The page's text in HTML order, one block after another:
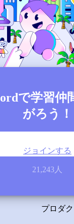
レ
愛しているよ。語
レ
る。それが、
で学習仲
がろう！
21,243人
ジョインする
プロダク